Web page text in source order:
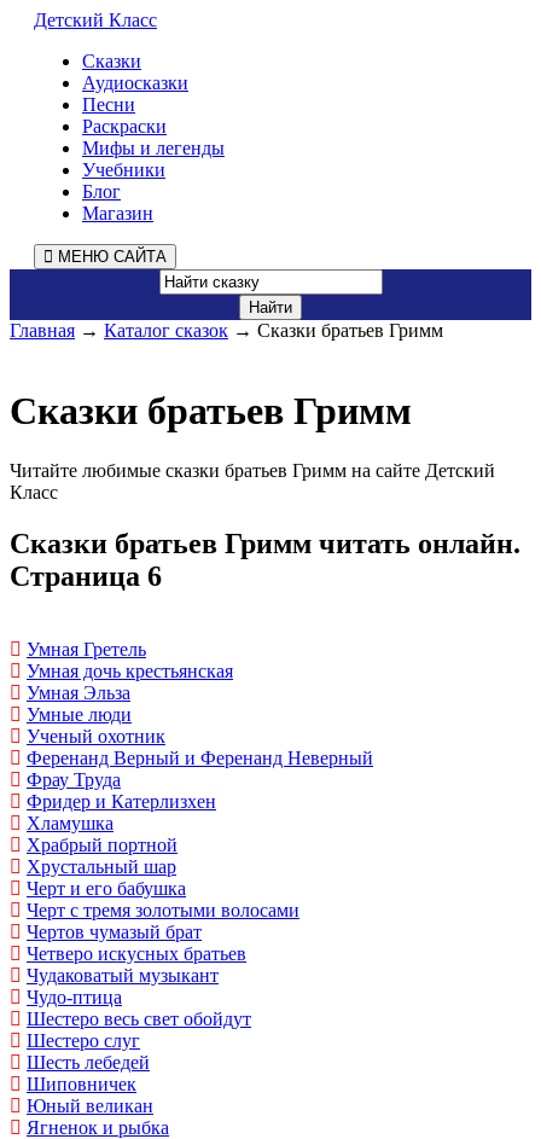
Детский Класс
Сказки
Аудиосказки
Песни
Раскраски
Мифы и легенды
Учебники
Блог
Магазин
МЕНЮ САЙТА
Главная → Каталог сказок → Сказки братьев Гримм
Сказки братьев Гримм
Читайте любимые сказки братьев Гримм на сайте Детский
Класс
Сказки братьев Гримм читать онлайн.
Страница 6
Умная Гретель
Умная дочь крестьянская
Умная Эльза
Умные люди
Ученый охотник
Ференанд Верный и Ференанд Неверный
Фрау Труда
Фридер и Катерлизхен
Хламушка
Храбрый портной
Хрустальный шар
Черт и его бабушка
Черт с тремя золотыми волосами
Чертов чумазый брат
Четверо искусных братьев
Чудаковатый музыкант
Чудо-птица
Шестеро весь свет обойдут
Шестеро слуг
Шесть лебедей
Шиповничек
Юный великан
Ягненок и рыбка